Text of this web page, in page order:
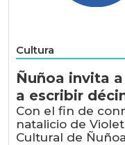
Cultura
Ñuñoa invita
a escribir
Con el fin de
natalicio de
Cultural de